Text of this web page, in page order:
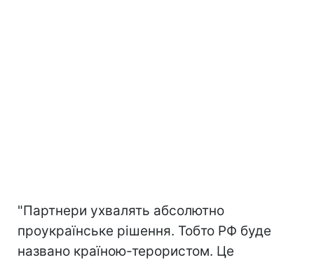
"Партнери ухвалять абсолютно
проукраїнське рішення. Тобто РФ буде
названо країною-терористом. Це